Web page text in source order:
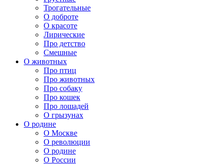
Трогательные
О доброте
О красоте
Лирические
Про детство
Смешные
О животных
Про птиц
Про животных
Про собаку
Про кошек
Про лошадей
О грызунах
О родине
О Москве
О революции
О родине
О России